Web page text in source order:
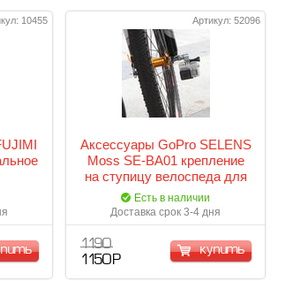
10455 Артикул: 52096
Аксессуары GoPro SELENS
Moss SE-BA01 крепление
на ступицу велоспеда для
экшен-камер GoPro
Есть в наличии
Доставка срок 3-4 дня
1 190
1 150 Р
купить